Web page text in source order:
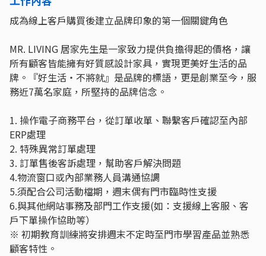
成為線上客戶購買後建立品牌印象的第一個關鍵角色
MR. LIVING 居家先生是一家致力提供負擔得起的價格，讓
所有顧客皆能擁有好質感設計家具，實現更美好生活的品
牌。『好生活・不將就』是品牌的標語，更是創業至今，服
務近7萬名家庭，所堅持的品牌信念。
1. 操作電子商務平台，從訂單收單、聯繫客戶確認至內部
ERP處理
2. 特殊異常訂單處理
3. 訂單售後客訴處理，幫助客戶解決問題
4.物流窗口或內部業務人員溝通協調
5.須配合公司活動檔期，週末偶有門市臨時性支援
6.與其他網站事務及部門工作支援(如：支援線上客服、客
戶下單操作協助等）
※ 初期教育訓練將安排週末不定時至門市學習產品並熟悉
顧客特性。